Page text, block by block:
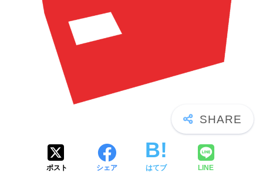
ポスト シェア はてブ LINE